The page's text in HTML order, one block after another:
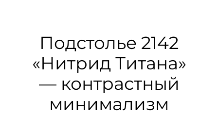
Подстолье 2142
«Нитрид Титана»
— контрастный
минимализм